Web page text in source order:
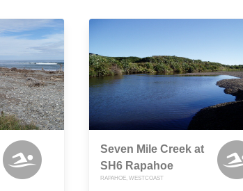
Seven Mile Creek at
SH6 Rapahoe
RAPAHOE, WESTCOAST